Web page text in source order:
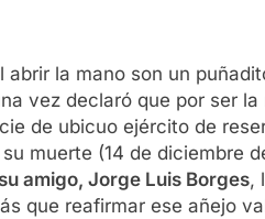
la mano son un
vez declaró que por ser
de ubicuo ejército de
muerte (14 de diciembre
amigo, Jorge Luis Borges,
que reafirmar ese añejo